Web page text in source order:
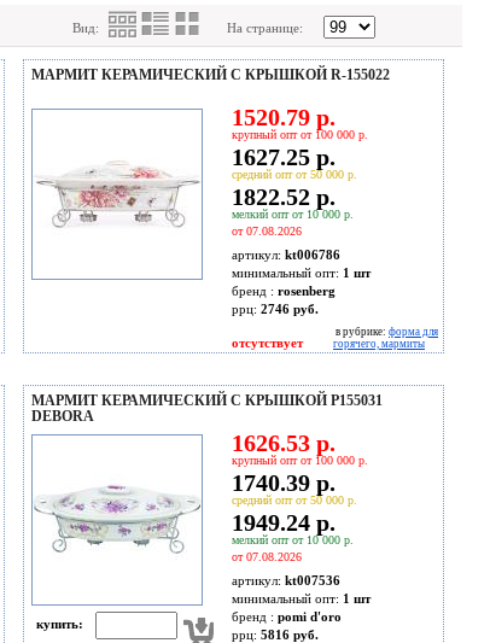
Вид: На странице:
МАРМИТ КЕРАМИЧЕСКИЙ С КРЫШКОЙ R-155022
1520.79 р.
крупный опт от 100 000 р.
1627.25 р.
средний опт от 50 000 р.
1822.52 р.
мелкий опт от 10 000 р.
от 07.08.2026
артикул: kt006786
минимальный опт: 1 шт
бренд : rosenberg
ррц: 2746 руб.
отсутствует
в рубрике: форма для
горячего, мармиты
МАРМИТ КЕРАМИЧЕСКИЙ С КРЫШКОЙ P155031
DEBORA
купить:
1626.53 р.
крупный опт от 100 000 р.
1740.39 р.
средний опт от 50 000 р.
1949.24 р.
мелкий опт от 10 000 р.
от 07.08.2026
артикул: kt007536
минимальный опт: 1 шт
бренд : pomi d'oro
ррц: 5816 руб.